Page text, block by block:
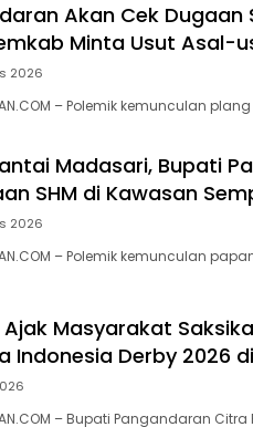
Akan Cek Dugaan
Minta Usut Asal-
2026
– ‎Polemik kemunculan
Madasari, Bupati
SHM di Kawasan
2026
– Polemik kemunculan
Masyarakat
Indonesia Derby 2026
– Bupati Pangandaran